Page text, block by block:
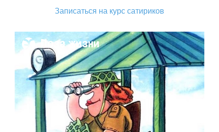
Записаться на курс сатириков
Поза жизни